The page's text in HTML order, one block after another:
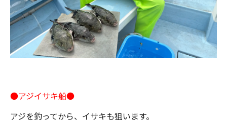
●アジイサキ船●
アジを釣ってから、イサキも狙います。